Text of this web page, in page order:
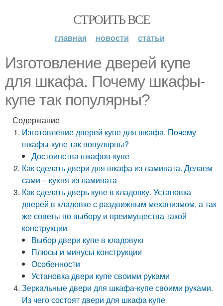
СТРОИТЬ ВСЕ
главная новости статьи
Изготовление дверей купе
для шкафа. Почему шкафы-
купе так популярны?
Содержание
Изготовление дверей купе для шкафа. Почему
шкафы-купе так популярны?
Достоинства шкафов-купе
Как сделать двери для шкафа из ламината. Делаем
сами – кухня из ламината
Как сделать дверь купе в кладовку. Установка
дверей в кладовке с раздвижным механизмом, а так
же советы по выбору и преимущества такой
конструкции
Выбор двери купе в кладовую
Плюсы и минусы конструкции
Особенности
Установка двери купе своими руками
Зеркальные двери для шкафа-купе своими руками.
Из чего состоят двери для шкафа купе